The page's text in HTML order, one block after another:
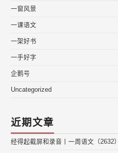
一窗风景
一课语文
一架好书
一手好字
企鹅号
Uncategorized
近期文章
经得起截屏和录音丨一周语文（2632）